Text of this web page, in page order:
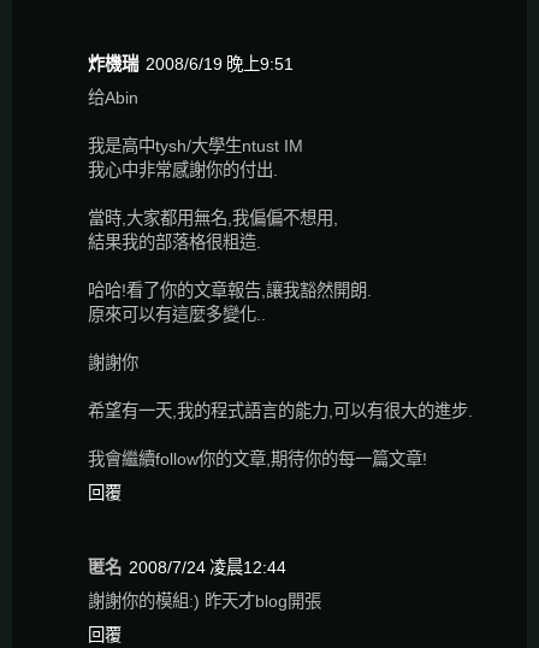
炸機瑞 2008/6/19 晚上9:51
给Abin
我是高中tysh/大學生ntust IM
我心中非常感謝你的付出.
當時,大家都用無名,我偏偏不想用,
結果我的部落格很粗造.
哈哈!看了你的文章報告,讓我豁然開朗.
原來可以有這麼多變化..
謝謝你
希望有一天,我的程式語言的能力,可以有很大的進步.
我會繼續follow你的文章,期待你的每一篇文章!
回覆
匿名 2008/7/24 凌晨12:44
謝謝你的模組:) 昨天才blog開張
回覆